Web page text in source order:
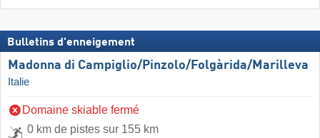
Bulletins d'enneigement
Madonna di Campiglio/​Pinzolo/​Folgàrida/​Marilleva
Italie
Domaine skiable fermé
0 km de pistes sur 155 km